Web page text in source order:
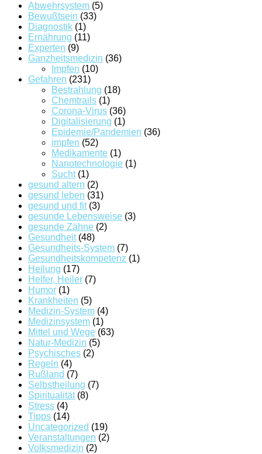
Abwehrsystem (5)
Bewußtsein (33)
Diagnostik (1)
Ernährung (11)
Experten (9)
Ganzheitsmedizin (36)
Impfen (10)
Gefahren (231)
Bestrahlung (18)
Chemtrails (1)
Corona-Virus (36)
Digitalisierung (1)
Epidemie/Pandemien (36)
impfen (52)
Medikamente (1)
Nanotechnologie (1)
Sucht(1)
gesund altern (2)
gesund leben (31)
gesund und fit(3)
gesunde Lebensweise (3)
gesunde Zähne (2)
Gesundheit(48)
Gesundheits-System (7)
Gesundheitskompetenz (1)
Heilung (17)
Helfer, Heiler (7)
Humor (1)
Krankheiten (5)
Medizin-System (4)
Medizinsystem (1)
Mittel und Wege (63)
Natur-Medizin (5)
Psychisches (2)
Regeln (4)
Rußland (7)
Selbstheilung (7)
Spiritualität(8)
Stress (4)
Tipps (14)
Uncategorized (19)
Veranstaltungen (2)
Volksmedizin (2)